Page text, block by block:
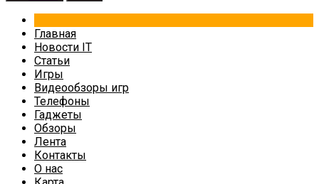
Главная
Новости IT
Статьи
Игры
Видеообзоры игр
Телефоны
Гаджеты
Обзоры
Лента
Контакты
О нас